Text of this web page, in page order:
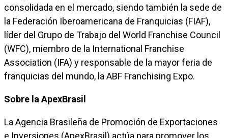
consolidada en el mercado, siendo también la sede de
la Federación Iberoamericana de Franquicias (FIAF),
líder del Grupo de Trabajo del World Franchise Council
(WFC), miembro de la International Franchise
Association (IFA) y responsable de la mayor feria de
franquicias del mundo, la ABF Franchising Expo.
Sobre la ApexBrasil
La Agencia Brasileña de Promoción de Exportaciones